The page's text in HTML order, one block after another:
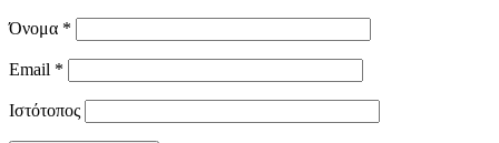
Όνομα *
Email *
Ιστότοπος